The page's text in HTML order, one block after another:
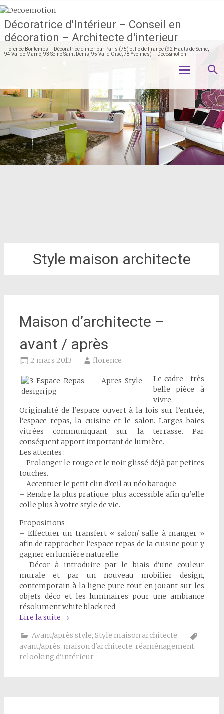
Décoratrice d'Intérieur – Conseil en
décoration – Architecte d'interieur
Florence Bontemps – Décoratrice d'intérieur Paris (75) et Ile de France (92 Hauts de Seine,
94 Val de Marne, 93 Seine Saint Denis, 95 Val d'Oise, 78 Yvelines) – Deco&motion
contenu
principal
Style maison architecte
Maison d’architecte –
avant / après
2 mars 2013 florence
Le cadre : très
belle pièce à
vivre.
Originalité de l’espace ouvert à la fois sur l’entrée,
l’espace repas, la cuisine et le salon. Larges baies
vitrées communiquant sur la terrasse. Par
conséquent apport important de lumière.
Les attentes :
– Prolonger le rouge et le noir glissé déjà par petites
touches.
– Accentuer le petit clin d’œil au néo baroque.
– Rendre la plus pratique, plus accessible afin qu’elle
colle plus à votre style de vie.
Propositions :
– Effectuer un transfert « salon/ salle à manger »
afin de rapprocher l’espace repas de la cuisine pour y
gagner en lumière naturelle.
– Décor à introduire par le biais d’une couleur
murale et par un nouveau mobilier design,
contemporain à la ligne pure tout en jouant sur les
objets déco et les luminaires pour une ambiance
résolument white black red
Lire la suite →
Avant/après style, Style maison architecte
avant/après, maison d'architecte, réaménagement,
relooking d'intérieur